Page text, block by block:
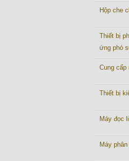
Hộp che
Thiết bị
ứng phó
Cung cấp
Thiết bị
Máy đọc
Máy